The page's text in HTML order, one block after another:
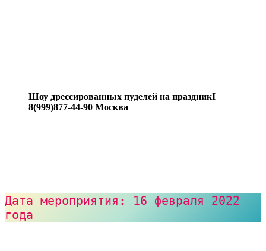
Шоу дрессированных пуделей на праздникI
8(999)877-44-90 Москва
Дата мероприятия: 16 февраля 2022
года